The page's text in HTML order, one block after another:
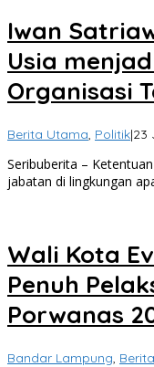
Iwan
Usia
Organisasi
Berita Utama, Politik|23
Seribuberita –
jabatan di lingkungan
Wali Kota
Penuh
Porwanas
Bandar Lampung,